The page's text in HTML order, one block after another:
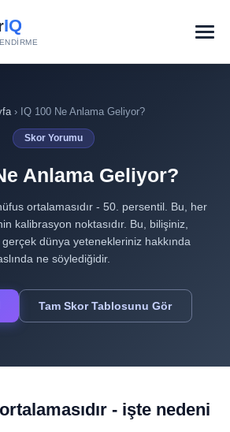
IQ
› IQ 100 Ne Anlama Geliyor?
Skor Yorumu
Anlama Geliyor?
ortalamasıdır - 50. persentil. Bu, her
kalibrasyon noktasıdır. Bu, bilişiniz,
dünya yetenekleriniz hakkında
ne söylediğidir.
Tam Skor Tablosunu Gör
- işte nedeni